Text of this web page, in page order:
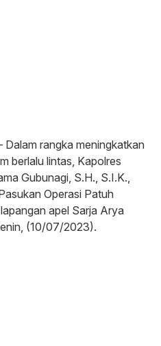
Dalam rangka meningkatkan
berlalu lintas, Kapolres
Gubunagi, S.H., S.I.K.,
Operasi Patuh
apel Sarja Arya
(10/07/2023).